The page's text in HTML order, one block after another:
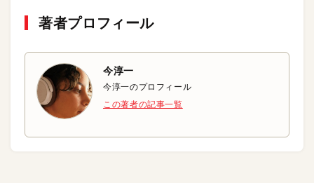
著者プロフィール
今淳一
今淳一のプロフィール
この著者の記事一覧